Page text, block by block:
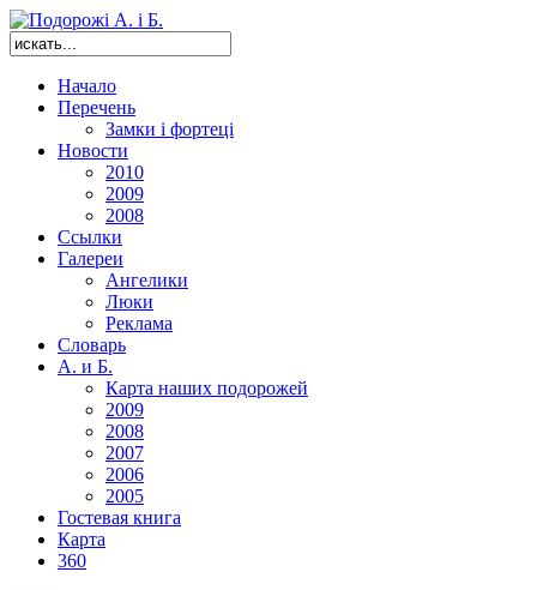
Начало
Перечень
Замки і фортеці
Новости
2010
2009
2008
Ссылки
Галереи
Ангелики
Люки
Реклама
Словарь
А. и Б.
Карта наших подорожей
2009
2008
2007
2006
2005
Гостевая книга
Карта
360